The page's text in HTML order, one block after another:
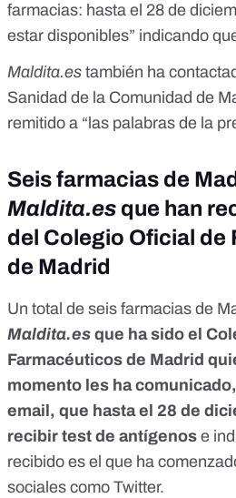
farmacias: hasta el 28 de
estar disponibles” indicando
Maldita.es también ha
Sanidad de la Comunidad de
remitido a “las palabras de la
Seis farmacias de
Maldita.es que han
del Colegio Oficial de
de Madrid
Un total de seis farmacias de
Maldita.es que ha sido el
Farmacéuticos de Madrid
momento les ha
email, que hasta el 28 de
recibir test de antígenos e
recibido es el que ha
sociales como Twitter.